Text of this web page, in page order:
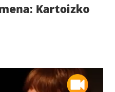
Kartoizko